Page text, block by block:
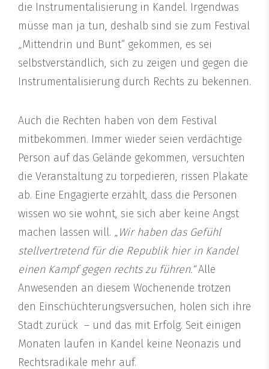
die Instrumentalisierung in Kandel. Irgendwas
müsse man ja tun, deshalb sind sie zum Festival
„Mittendrin und Bunt“ gekommen, es sei
selbstverständlich, sich zu zeigen und gegen die
Instrumentalisierung durch Rechts zu bekennen.
Auch die Rechten haben von dem Festival
mitbekommen. Immer wieder seien verdächtige
Person auf das Gelände gekommen, versuchten
die Veranstaltung zu torpedieren, rissen Plakate
ab. Eine Engagierte erzählt, dass die Personen
wissen wo sie wohnt, sie sich aber keine Angst
machen lassen will. „Wir haben das Gefühl
stellvertretend für die Republik hier in Kandel
einen Kampf gegen rechts zu führen.“Alle
Anwesenden an diesem Wochenende trotzen
den Einschüchterungsversuchen, holen sich ihre
Stadt zurück – und das mit Erfolg. Seit einigen
Monaten laufen in Kandel keine Neonazis und
Rechtsradikale mehr auf.